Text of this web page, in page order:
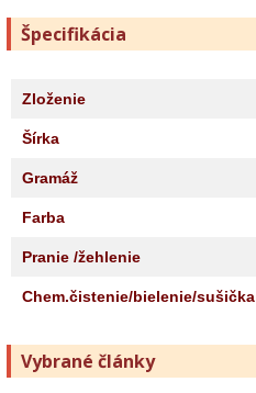
Špecifikácia
Zloženie
Šírka
Gramáž
Farba
Pranie /žehlenie
Chem.čistenie/bielenie/sušička
Vybrané články